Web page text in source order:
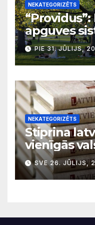
NEKATEGORIZĒTS
apguves
uz krīzēm
migrācijas
PIE 31. JŪLIJS,
NEKATEGORIZĒTS
Stiprina
vienīgās
SVE 26. JŪLIJS,